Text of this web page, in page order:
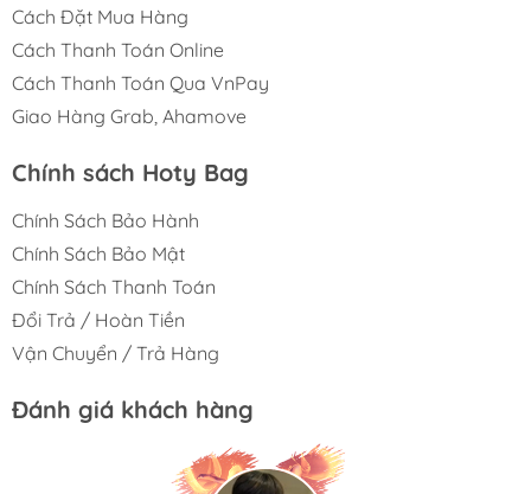
Cách Đặt Mua Hàng
Cách Thanh Toán Online
Cách Thanh Toán Qua VnPay
Giao Hàng Grab, Ahamove
Chính sách Hoty Bag
Chính Sách Bảo Hành
Chính Sách Bảo Mật
Chính Sách Thanh Toán
Đổi Trả / Hoàn Tiền
Vận Chuyển / Trả Hàng
Đánh giá khách hàng